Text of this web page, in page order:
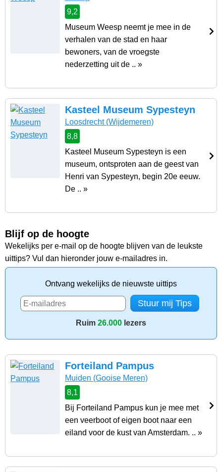
9,2
Museum Weesp neemt je mee in de
verhalen van de stad en haar
bewoners, van de vroegste
nederzetting uit de .. »
Kasteel Museum Sypesteyn
Loosdrecht(Wijdemeren)
8,8
Kasteel Museum Sypesteyn is een
museum, ontsproten aan de geest van
Henri van Sypesteyn, begin 20e eeuw.
De .. »
Blijf op de hoogte
Wekelijks per e-mail op de hoogte blijven van de leukste
uittips? Vul dan hieronder jouw e-mailadres in.
Ontvang wekelijks de nieuwste uittips
Ruim 26.000 lezers
Forteiland Pampus
Muiden (Gooise Meren)
8,1
Bij Forteiland Pampus kun je mee met
een veerboot of eigen boot naar een
eiland voor de kust van Amsterdam. .. »